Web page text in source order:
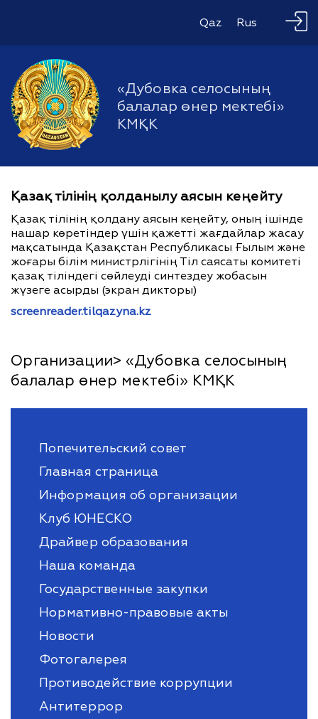
Qaz Rus
«Дубовка селосының
балалар өнер мектебі»
КМҚК
Қазақ тілінің қолданылу аясын кеңейту
Қазақ тілінің қолдану аясын кеңейту, оның ішінде
нашар көретіндер үшін қажетті жағдайлар жасау
мақсатында Қазақстан Республикасы Ғылым және
жоғары білім министрлігінің Тіл саясаты комитеті
қазақ тіліндегі сөйлеуді синтездеу жобасын
жүзеге асырды (экран дикторы)
screenreader.tilqazyna.kz
Организации> «Дубовка селосының
балалар өнер мектебі» КМҚК
Попечительский совет
Главная страница
Информация об организации
Клуб ЮНЕСКО
Драйвер образования
Наша команда
Государственные закупки
Нормативно-правовые акты
Новости
Фотогалерея
Противодействие коррупции
Антитеррор